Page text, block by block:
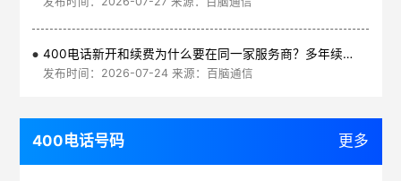
400电话新开和续费为什么要在同一家服务商？多年续费更划算
发布时间：2026-07-24 来源：百脑通信
400电话号码 更多